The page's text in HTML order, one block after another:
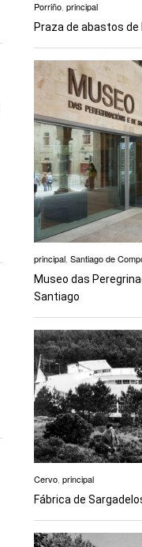
Porriño principal
Praza de abastos de
principal Santiago de
Museo das
Santiago
Cervo principal
Fábrica de